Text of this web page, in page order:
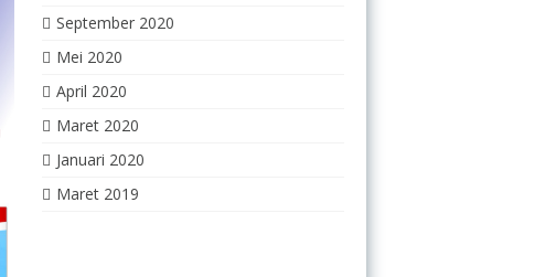
September 2020
Mei 2020
April 2020
Maret 2020
Januari 2020
Maret 2019